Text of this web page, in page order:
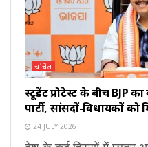
चर्चित
स्टूडेंट प्रोटेस्ट के बीच BJP
पार्टी, सांसदों-विधायकों को
24 JULY 2026